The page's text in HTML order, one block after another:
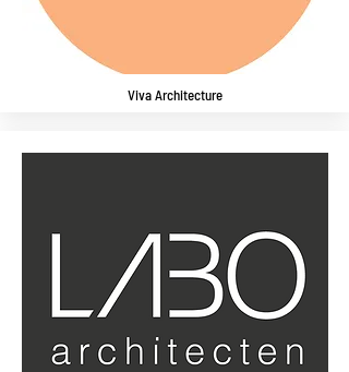
Viva Architecture